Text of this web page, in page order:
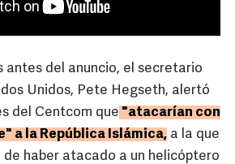
antes del anuncio, el secretario
Unidos, Pete Hegseth, alertó
del Centcom que "atacarían con
a la República Islámica, a la que
de haber atacado a un helicóptero